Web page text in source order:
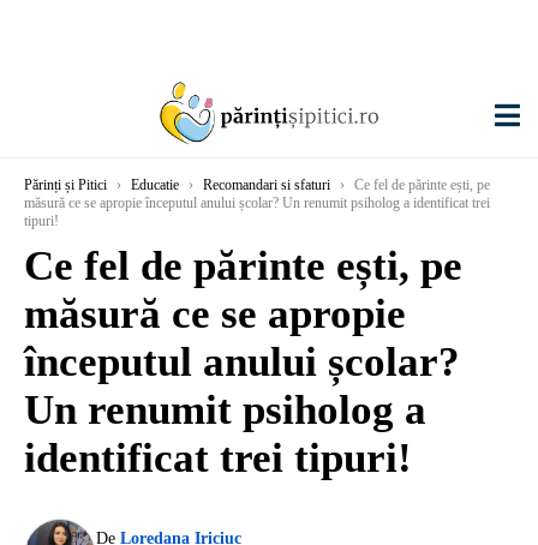
Părinți și Pitici › Educatie › Recomandari si sfaturi ›
Ce fel de părinte ești, pe
măsură ce se apropie începutul anului școlar? Un renumit psiholog a identificat trei
tipuri!
Ce fel de părinte ești, pe
măsură ce se apropie
începutul anului școlar?
Un renumit psiholog a
identificat trei tipuri!
De Loredana Iriciuc